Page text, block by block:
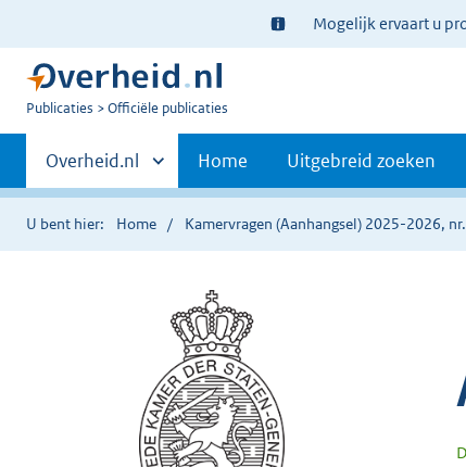
Ter
informatie:
Mogelijk ervaart u
U
Publicaties Officiële publicaties
Primaire
navigatie
Andere
sites
binnen
Overheid.nl Home Uitgebreid zoeken
U bent hier: Home Kamervragen (Aanhangsel) 2025-2026,